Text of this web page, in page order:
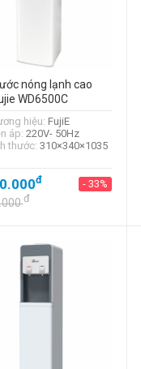
nóng lạnh cao
WD6500C
hiệu: FujiE
áp: 220V- 50Hz
thước: 310×340×1035
đ - 33%
đ